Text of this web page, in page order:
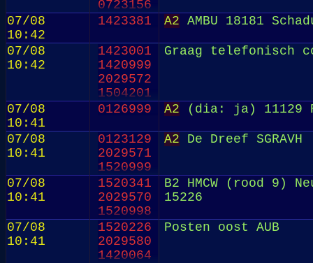
0723156
07/08
10:42
1423381 A2 AMBU 18181
07/08
10:42
1423001
1420999
2029572
1504201
Graag telefonisch
07/08
10:41
0126999 A2 (dia: ja) 11129
07/08
10:41
0123129
2029571
1520999
A2 De Dreef
07/08
10:41
1520341
2029570
1520998
B2 HMCW (rood 9)
15226
07/08
10:41
1520226
2029580
1420064
Posten oost AUB